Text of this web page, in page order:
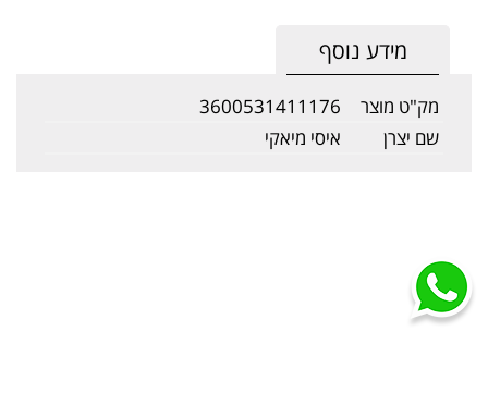
מידע נוסף
מק"ט מוצר
3600531411176
שם יצרן
איסי מיאקי